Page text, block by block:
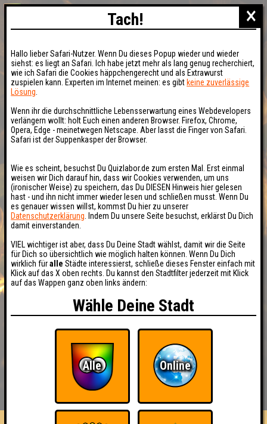
HIGHSCORE RESERVIERUNG
FAQ ÜBER UNS
×
Tach!
Hallo lieber Safari-Nutzer. Wenn Du dieses Popup wieder und wieder
siehst: es liegt an Safari. Ich habe jetzt mehr als lang genug recherchiert,
wie ich Safari die Cookies häppchengerecht und als Extrawurst
zuspielen kann. Experten im Internet meinen: es gibt keine zuverlässige
Lösung
Wenn ihr die durchschnittliche Lebensserwartung eines Webdevelopers
verlängern wollt: holt Euch einen anderen Browser. Firefox, Chrome,
Opera, Edge - meinetwegen Netscape. Aber lasst die Finger von Safari.
Safari ist der Suppenkasper der Browser.
Wie es scheint, besuchst Du Quizlabor.de zum ersten Mal. Erst einmal
weisen wir Dich darauf hin, dass wir Cookies verwenden, um uns
(ironischer Weise) zu speichern, das Du DIESEN Hinweis hier gelesen
hast - und ihn nicht immer wieder lesen und schließen musst. Wenn Du
es genauer wissen willst, kommst Du hier zu unserer
Datenschutzerklärung . Indem Du unsere Seite besuchst, erklärst Du Dich
damit einverstanden.
VIEL wichtiger ist aber, dass Du Deine Stadt wählst, damit wir die Seite
für Dich so übersichtlich wie möglich halten können. Wenn Du Dich
wirklich füralle Städte interessierst, schließe dieses Fenster einfach mit
Klick auf das X oben rechts. Du kannst den Stadtfilter jederzeit mit Klick
auf das Wappen ganz oben links ändern:
Wähle Deine Stadt
Alle Online